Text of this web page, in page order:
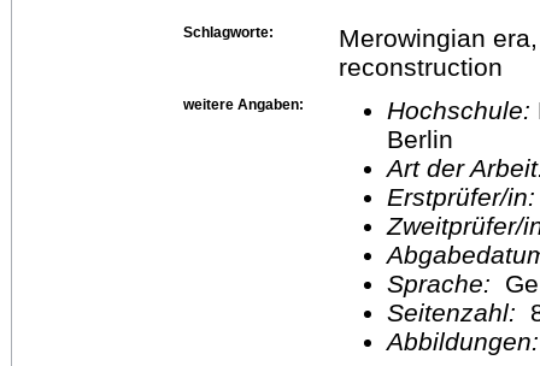
Schlagworte:
Merowingian
reconstruction
weitere Angaben: Hochschule:
Berlin
Art der
Erstprüfer/
Sprache:
Seitenzahl: